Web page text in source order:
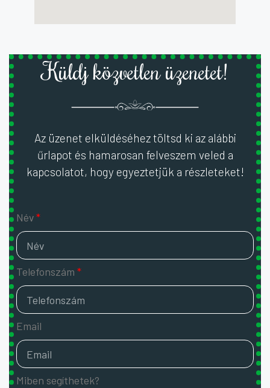
Küldj közvetlen üzenetet!
Az üzenet elküldéséhez töltsd ki az alábbi
űrlapot és hamarosan felveszem veled a
kapcsolatot, hogy egyeztetjük a részleteket!
Név
Telefonszám
Email
Miben segíthetek?